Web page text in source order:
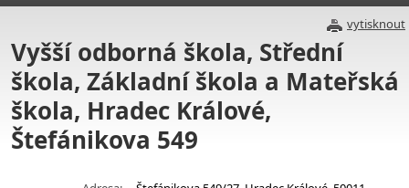
vytisknout
Vyšší odborná škola, Střední
škola, Základní škola a Mateřská
škola, Hradec Králové,
Štefánikova 549